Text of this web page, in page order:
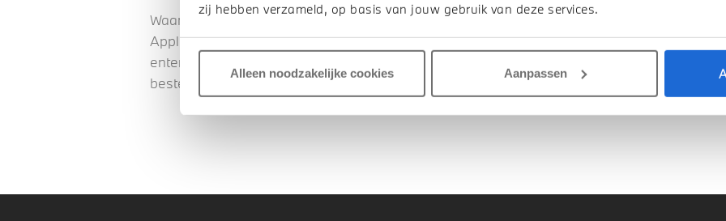
zij hebben verzameld, op basis van jouw gebruik van deze services.
Alleen noodzakelijke cookies Aanpassen
Waarom compromissen sluiten als u onderweg bent? Geniet ook in uw BMW van de
Apple CarPlay® heeft u tijdens het rijden toegang tot de belangrijkste functies van uw
entertainment wilt, dan zorgt Connected Music met meer dan 30 miljoen songs van
beste muziek.